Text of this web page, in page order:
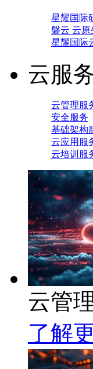
星耀国际
磐云 云原
星耀国际
云服
云管理服
安全服务
基础架构
云应用服
云培训服
云管
了解